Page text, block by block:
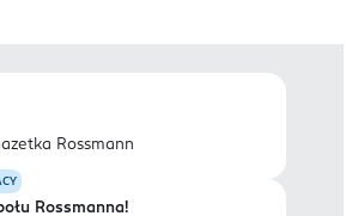
Rossmanna!